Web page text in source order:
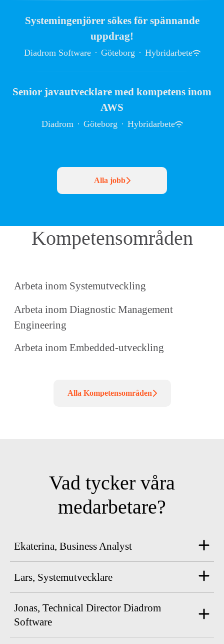
Systemingenjörer sökes för spännande
uppdrag!
Diadrom Software · Göteborg · Hybridarbete
Senior javautvecklare med kompetens inom
AWS
Diadrom · Göteborg · Hybridarbete
Alla jobb
Kompetensområden
Diagnostic System Development
Arbeta inom Systemutveckling
Arbeta inom Diagnostic Management
Engineering
Diagnostic System Engineering
Arbeta inom Embedded-utveckling
Alla Kompetensområden
Vad tycker våra
medarbetare?
Ekaterina, Business Analyst
Lars, Systemutvecklare
Jonas, Technical Director Diadrom
Software